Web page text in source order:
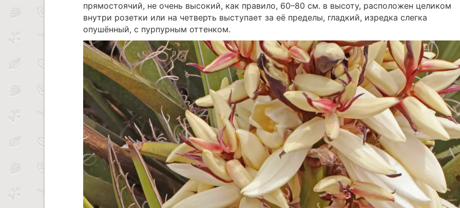
прямостоячий, не очень высокий, как правило, 60–80 см. в высоту, расположен целиком
внутри розетки или на четверть выступает за её пределы, гладкий, изредка слегка
опушённый, с пурпурным оттенком.